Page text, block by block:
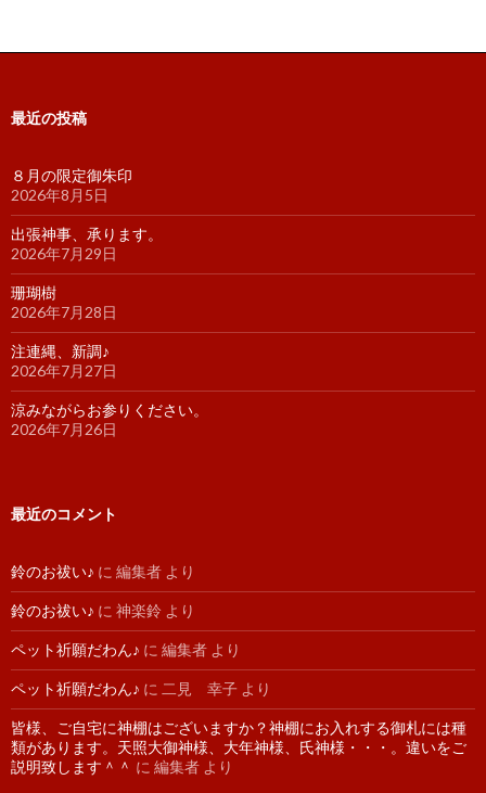
最近の投稿
８月の限定御朱印
2026年8月5日
出張神事、承ります。
2026年7月29日
珊瑚樹
2026年7月28日
注連縄、新調♪
2026年7月27日
涼みながらお参りください。
2026年7月26日
最近のコメント
鈴のお祓い♪ に 編集者 より
鈴のお祓い♪ に 神楽鈴 より
ペット祈願だわん♪ に 編集者 より
ペット祈願だわん♪ に 二見 幸子 より
皆様、ご自宅に神棚はございますか？神棚にお入れする御札には種
類があります。天照大御神様、大年神様、氏神様・・・。違いをご
説明致します＾＾ に 編集者 より